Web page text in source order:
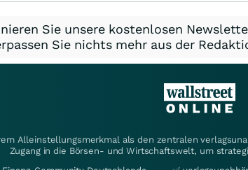
Sie unsere kostenlosen
Sie nichts mehr aus der
Alleinstellungsmerkmal als den zentralen
Zugang in die Börsen- und Wirtschaftswelt, um